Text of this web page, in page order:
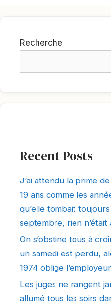
Recherche
Recent Posts
J’ai attendu la prime
19 ans comme les
qu’elle tombait
septembre, rien
On s’obstine tous à
un samedi est perdu,
1974 oblige
Les juges ne rangent
allumé tous les soirs